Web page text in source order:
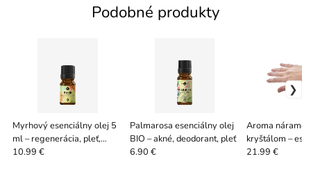
Podobné produkty
Myrhový esenciálny olej 5
ml – regenerácia, pleť,
relax
10.99 €
Palmarosa esenciálny olej
BIO – akné, deodorant, pleť
6.90 €
Aroma
kryštálom –
oleje na ruke -
21.99 €